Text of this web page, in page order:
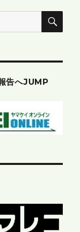
検
告へJUMP